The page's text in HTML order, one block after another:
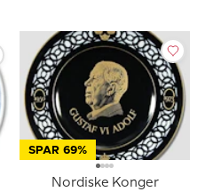
SPAR 69%
Nordiske Konger